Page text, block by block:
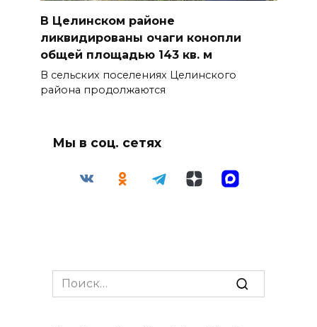
В Целинском районе
ликвидированы очаги конопли
общей площадью 143 кв. м
В сельских поселениях Целинского
района продолжаются
Мы в соц. сетях
Search
for: